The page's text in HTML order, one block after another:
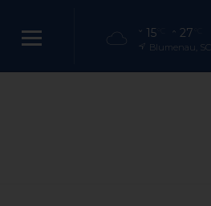
15 27
Blumenau, SC